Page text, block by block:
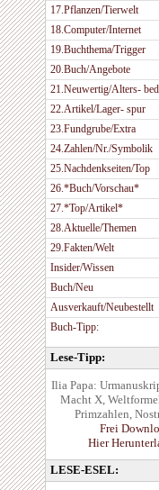
17.Pflanzen/Tierwelt
18.Computer/Internet
19.Buchthema/Trigger
20.Buch/Angebote
21.Neuwertig/Alters-
22.Artikel/Lager- spur
23.Fundgrube/Extra
24.Zahlen/Nr./Symbolik
25.Nachdenkseiten/Top
26.*Buch/Vorschau*
27.*Top/Artikel*
28.Aktuelle/Themen
29.Fakten/Welt
Insider/Wissen
Buch/Neu
Ausverkauft/Neubestellt
Buch-Tipp:
Lese-Tipp:
Ilia Papa:
Macht X,
Primzahlen,
Frei
Hier
LESE-ESEL: